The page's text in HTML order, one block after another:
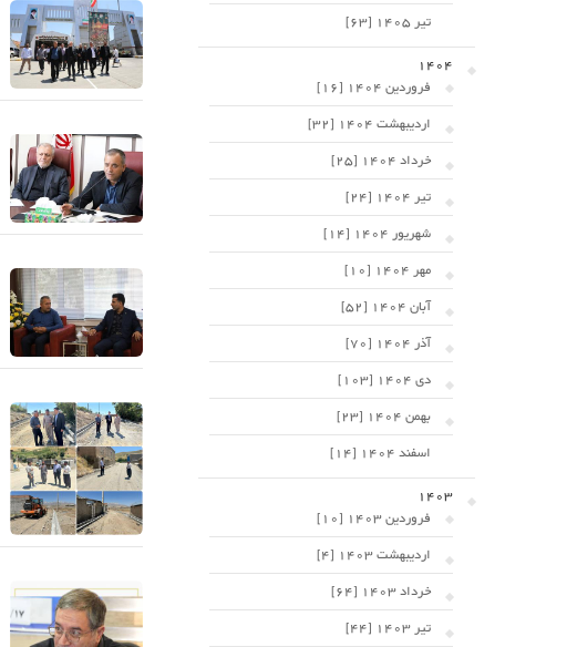
تیر 1405 [63]
1404
فروردین 1404 [16]
اردیبهشت 1404 [32]
خرداد 1404 [25]
تیر 1404 [24]
شهریور 1404 [14]
مهر 1404 [10]
آبان 1404 [52]
آذر 1404 [70]
دی 1404 [103]
بهمن 1404 [23]
اسفند 1404 [14]
1403
فروردین 1403 [10]
اردیبهشت 1403 [4]
خرداد 1403 [64]
تیر 1403 [44]